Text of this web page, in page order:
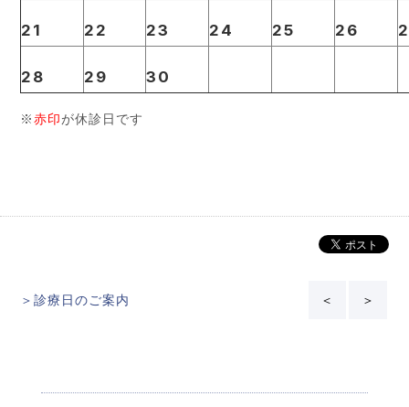
21 22 23 24 25 26
28 29 30
※赤印が休診日です
＞診療日のご案内 ＜ ＞